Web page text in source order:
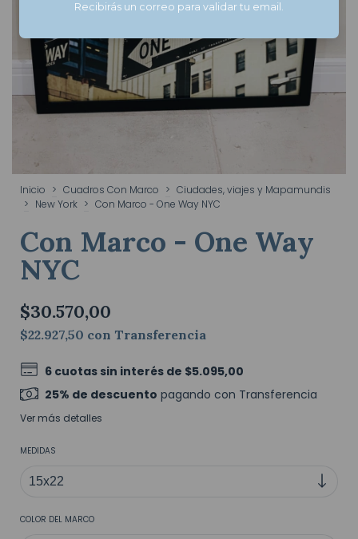
Inicio > Cuadros Con Marco > Ciudades, viajes y Mapamundis
> New York > Con Marco - One Way NYC
Con Marco - One Way
NYC
$30.570,00
$22.927,50 con Transferencia
6 cuotas sin interés de $5.095,00
25% de descuento pagando con Transferencia
Ver más detalles
MEDIDAS
COLOR DEL MARCO
Recibirás un correo para validar tu email.